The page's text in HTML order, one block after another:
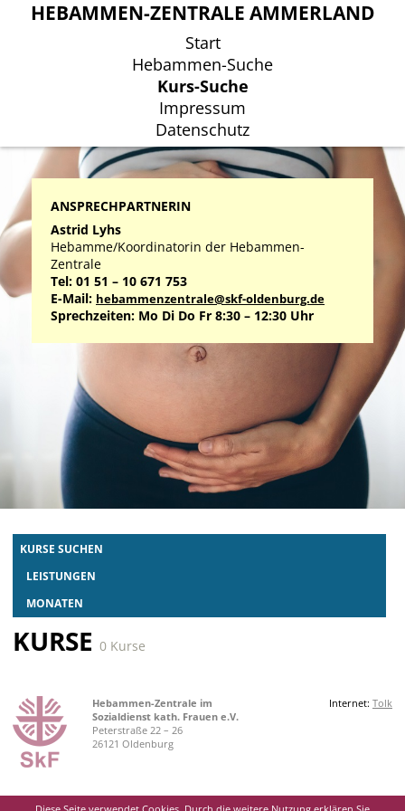
HEBAMMEN-ZENTRALE AMMERLAND
Start
Hebammen-Suche
Kurs-Suche
Impressum
Datenschutz
HEBAMMEN-ZENTRALE AMMERLAND
Start
Hebammen-Suche
Kurs-Suche
Impressum
Datenschutz
ANSPRECHPARTNERIN
Astrid Lyhs
Hebamme/Koordinatorin der Hebammen-
Zentrale
Tel: 01 51 – 10 671 753
E-Mail: hebammenzentrale@skf-oldenburg.de
Sprechzeiten: Mo Di Do Fr 8:30 – 12:30 Uhr
KURSE SUCHEN
LEISTUNGEN
MONATEN
KURSE 0 Kurse
Internet: Tolk
Hebammen-Zentrale im
Sozialdienst kath. Frauen e.V.
Peterstraße 22 – 26
26121 Oldenburg